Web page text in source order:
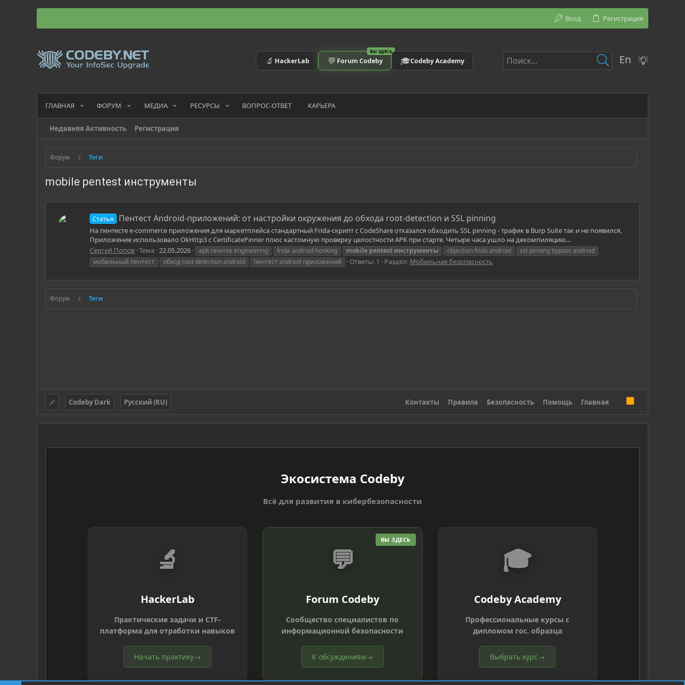
Вход Регистрация
🔬 HackerLab
ВЫ ЗДЕСЬ
💬 Forum Codeby 🎓Codeby Academy En
ГЛАВНАЯ ФОРУМ МЕДИА РЕСУРСЫ ВОПРОС-ОТВЕТ КАРЬЕРА
Недавняя Активность Регистрация
Форум Теги
mobile pentest инструменты
Статья Пентест Android-приложений: от настройки окружения до обхода root-detection и SSL pinning
На пентесте e-commerce приложения для маркетплейса стандартный Frida-скрипт с CodeShare отказался обходить SSL pinning - трафик в Burp Suite так и не появился.
Приложение использовало OkHttp3 с CertificatePinner плюс кастомную проверку целостности APK при старте. Четыре часа ушло на декомпиляцию...
Сергей Попов Тема 22.05.2026 apk reverse engineering frida android hooking mobile pentest инструменты objection frida android
ssl pinning bypass android
мобильный пентест
обход root detection android пентест android приложений Ответы: 1 Раздел: Мобильная безопасность
Форум Теги
Codeby Dark Русский (RU) Контакты Правила Безопасность Помощь Главная
S
Экосистема Codeby
Всё для развития в кибербезопасности
🔬
HackerLab
Практические задачи и CTF-
платформа для отработки навыков
Начать практику→
ВЫ ЗДЕСЬ
💬
Forum Codeby
Сообщество специалистов по
информационной безопасности
К обсуждениям→
🎓
Codeby Academy
Профессиональные курсы с
дипломом гос. образца
Выбрать курс→